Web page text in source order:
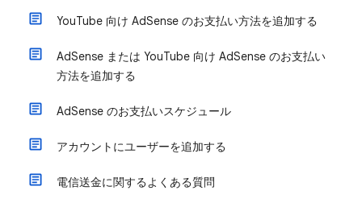
YouTube 向け AdSense のお支払い方法を追加する
AdSense または YouTube 向け AdSense のお支払い
方法を追加する
AdSense のお支払いスケジュール
アカウントにユーザーを追加する
電信送金に関するよくある質問